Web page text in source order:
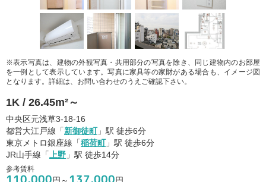
※表示写真は、建物の外観写真・共用部分の写真を除き、同じ建物内のお部屋
を一例として表示しています。写真に家具等の家財がある場合も、イメージ図
となります。詳細は、お問い合わせのうえご確認下さい。
1K / 26.45m²～
中央区元浅草3-18-16
都営大江戸線「新御徒町」駅 徒歩6分
東京メトロ銀座線「稲荷町」駅 徒歩6分
JR山手線「
上野 」駅 徒歩14分
参考賃料